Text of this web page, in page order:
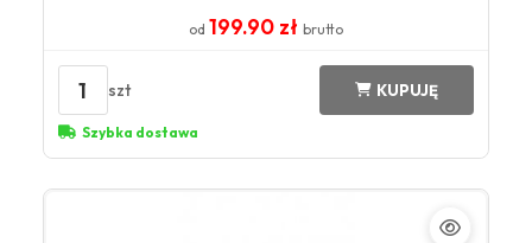
od 199.90 zł brutto
1 szt KUPUJĘ
Szybka dostawa